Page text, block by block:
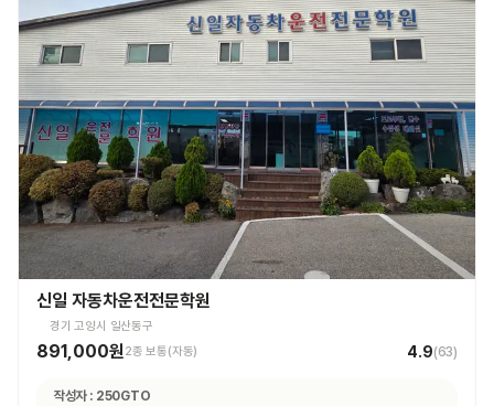
신일 자동차운전전문학원
경기 고양시 일산동구
891,000원 2종 보통(자동) 4.9(63)
작성자 : 250GTO